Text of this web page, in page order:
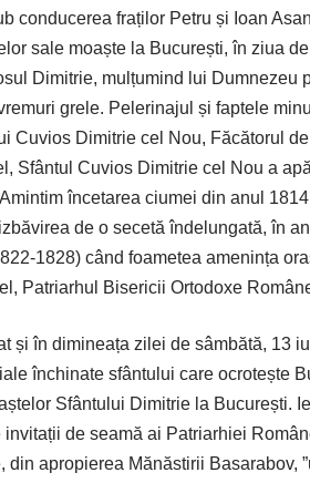
conducerea fraților Petru și Ioan
sale moaște la București, în ziua
Dimitrie, mulțumind lui Dumnezeu
grele. Pelerinajul și faptele
Cuvios Dimitrie cel Nou, Făcătorul
Sfântul Cuvios Dimitrie cel Nou a
încetarea ciumei din anul
de o secetă îndelungată, în
1828) când foametea amenința
Patriarhul Bisericii Ortodoxe
și în dimineața zilei de sâmbătă, 13
închinate sfântului care ocrotește
Sfântului Dimitrie la București.
invitații de seamă ai Patriarhiei
din apropierea Mănăstirii Basarabov,